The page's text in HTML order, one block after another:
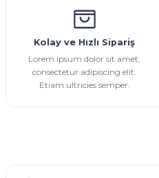
Kolay ve Hızlı Sipariş
Lorem ipsum dolor sit amet,
consectetur adipiscing elit.
Etiam ultricies semper.